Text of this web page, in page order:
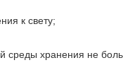
к свету;
среды хранения не